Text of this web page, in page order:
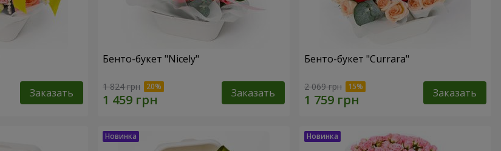
Заказать
Бенто-букет "Nicely"
1 824 грн Заказать
Бенто-букет "Currara"
2 069 грн Заказать